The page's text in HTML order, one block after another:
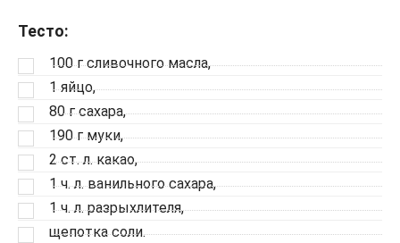
Тесто:
100 г сливочного масла,
1 яйцо,
80 г сахара,
190 г муки,
2 ст. л. какао,
1 ч. л. ванильного сахара,
1 ч. л. разрыхлителя,
щепотка соли.